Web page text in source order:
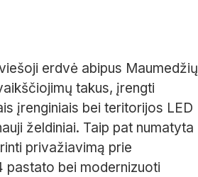
erdvė abipus Maumedžių
takus, įrengti
įrenginiais bei teritorijos LED
želdiniai. Taip pat numatyta
privažiavimą prie
pastato bei modernizuoti